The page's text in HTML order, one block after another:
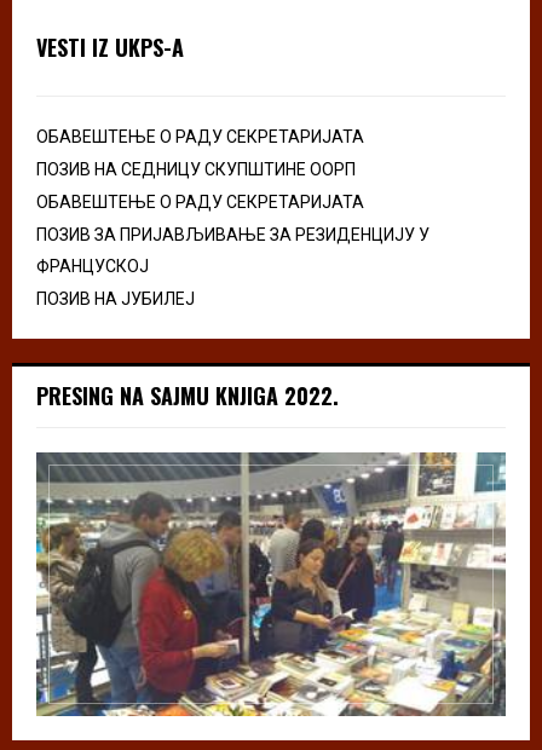
VESTI IZ UKPS-A
ОБАВЕШТЕЊЕ О РАДУ СЕКРЕТАРИЈАТА
ПОЗИВ НА СЕДНИЦУ СКУПШТИНЕ ООРП
ОБАВЕШТЕЊЕ О РАДУ СЕКРЕТАРИЈАТА
ПОЗИВ ЗА ПРИЈАВЉИВАЊЕ ЗА РЕЗИДЕНЦИЈУ У
ФРАНЦУСКОЈ
ПОЗИВ НА ЈУБИЛЕЈ
PRESING NA SAJMU KNJIGA 2022.